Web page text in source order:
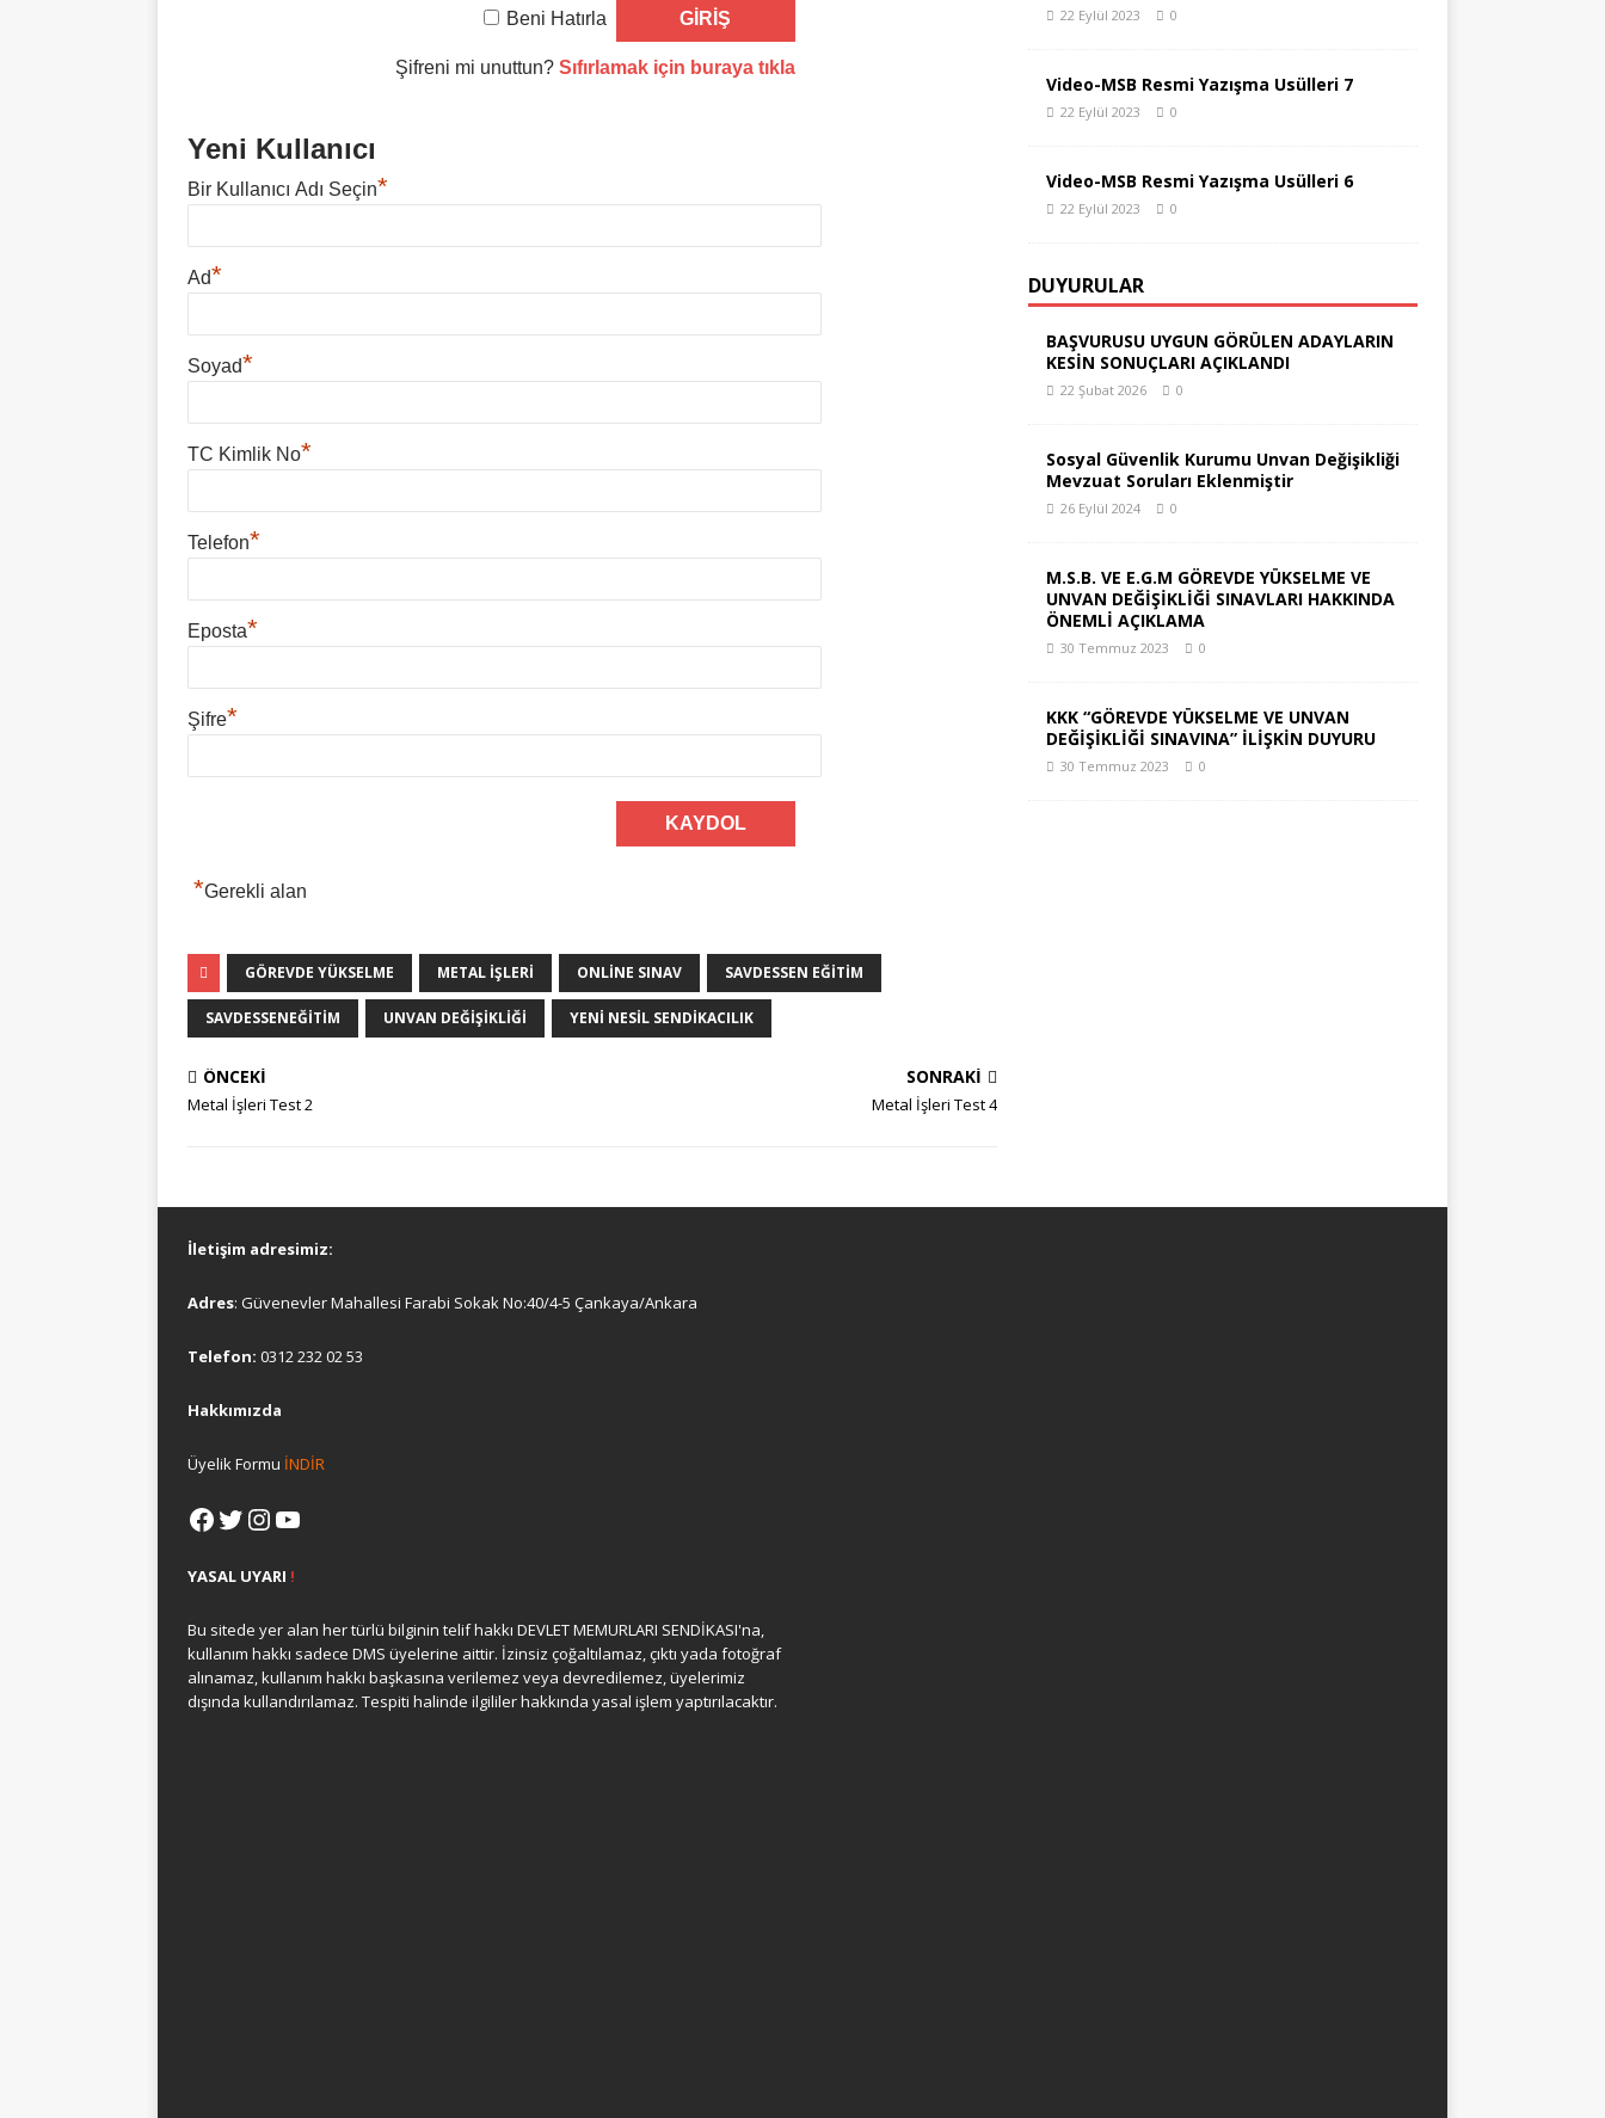
Beni Hatırla
Şifreni mi unuttun? Sıfırlamak için buraya tıkla
Yeni Kullanıcı
Bir Kullanıcı Adı Seçin*
Ad*
Soyad*
TC Kimlik No*
Telefon*
Eposta*
Şifre*
*Gerekli alan
GÖREVDE YÜKSELME METAL IŞLERI ONLINE SINAV SAVDESSEN EĞITIM
SAVDESSENEĞITIM UNVAN DEĞIŞIKLIĞI YENI NESIL SENDIKACILIK
ÖNCEKI
Metal İşleri Test 2
SONRAKI
Metal İşleri Test 4
22 Eylül 2023 0
Video-MSB Resmi Yazışma Usülleri 7
22 Eylül 2023 0
Video-MSB Resmi Yazışma Usülleri 6
22 Eylül 2023 0
DUYURULAR
BAŞVURUSU UYGUN GÖRÜLEN ADAYLARIN
KESİN SONUÇLARI AÇIKLANDI
22 Şubat 2026 0
Sosyal Güvenlik Kurumu Unvan Değişikliği
Mevzuat Soruları Eklenmiştir
26 Eylül 2024 0
M.S.B. VE E.G.M GÖREVDE YÜKSELME VE
UNVAN DEĞİŞİKLİĞİ SINAVLARI HAKKINDA
ÖNEMLİ AÇIKLAMA
30 Temmuz 2023 0
KKK “GÖREVDE YÜKSELME VE UNVAN
DEĞİŞİKLİĞİ SINAVINA” İLİŞKİN DUYURU
30 Temmuz 2023 0
İletişim adresimiz:
Adres: Güvenevler Mahallesi Farabi Sokak No:40/4-5 Çankaya/Ankara
Telefon: 0312 232 02 53
Hakkımızda
Üyelik Formu İNDİR
YASAL UYARI !
Bu sitede yer alan her türlü bilginin telif hakkı DEVLET MEMURLARI SENDİKASI'na,
kullanım hakkı sadece DMS üyelerine aittir. İzinsiz çoğaltılamaz, çıktı yada fotoğraf
alınamaz, kullanım hakkı başkasına verilemez veya devredilemez, üyelerimiz
dışında kullandırılamaz. Tespiti halinde ilgililer hakkında yasal işlem yaptırılacaktır.